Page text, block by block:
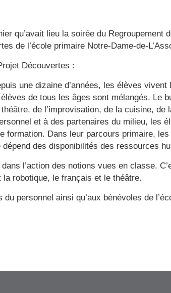
qu’avait lieu la soirée du
de l’école primaire Notre-Dame-de-
Découvertes :
une dizaine d’années, les élèves
élèves de tous les âges sont mélangés.
de l’improvisation, de la cuisine,
et à des partenaires du milieu, les
formation. Dans leur parcours primaire,
dépend des disponibilités des ressources
l’action des notions vues en classe.
robotique, le français et le théâtre.
personnel ainsi qu’aux bénévoles de